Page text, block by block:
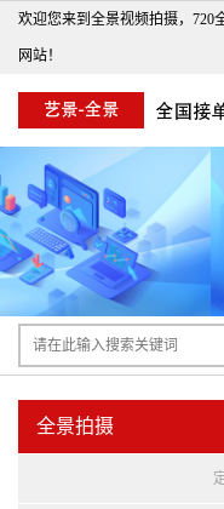
欢迎您来到全景视频拍摄，720
网站！
全景拍摄